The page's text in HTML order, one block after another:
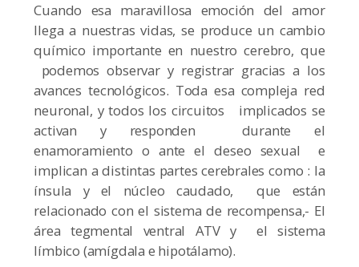
Cuando esa maravillosa emoción del amor
llega a nuestras vidas, se produce un cambio
químico importante en nuestro cerebro, que
podemos observar y registrar gracias a los
avances tecnológicos. Toda esa compleja red
neuronal, y todos los circuitos implicados se
activan y responden durante el
enamoramiento o ante el deseo sexual e
implican a distintas partes cerebrales como : la
ínsula y el núcleo caudado, que están
relacionado con el sistema de recompensa,- El
área tegmental ventral ATV y el sistema
límbico (amígdala e hipotálamo).